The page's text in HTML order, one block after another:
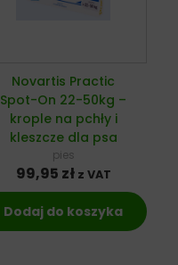
Novartis Practic
Spot-On 22-50kg –
krople na pchły i
kleszcze dla psa
pies
99,95 zł z VAT
Dodaj do koszyka